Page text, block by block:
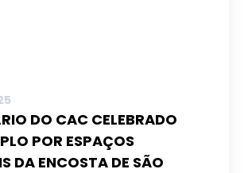
DO CAC CELEBRADO
POR ESPAÇOS
DA ENCOSTA DE SÃO